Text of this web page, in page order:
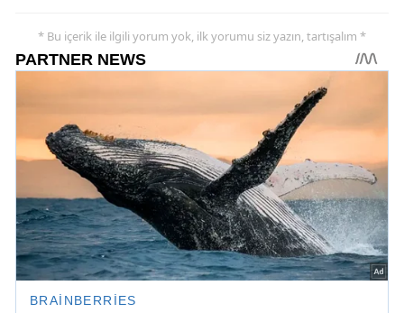
* Bu içerik ile ilgili yorum yok, ilk yorumu siz yazın, tartışalım *